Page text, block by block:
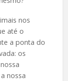
nos
até o
a ponta do
os
nossa